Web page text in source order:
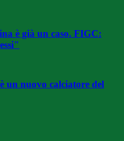
è già un caso. FIGC:
un nuovo calciatore del